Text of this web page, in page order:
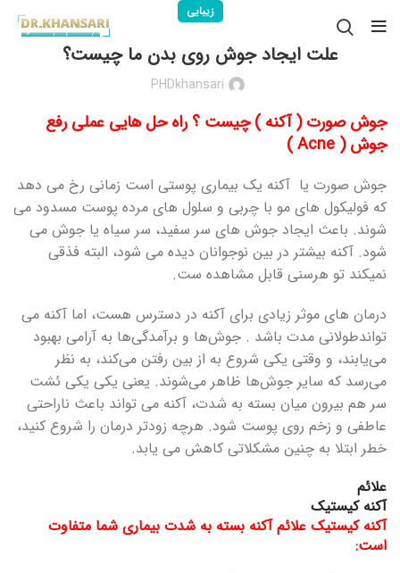
زیبایی
علت ایجاد جوش روی بدن ما چیست؟
PHDkhansari
جوش صورت ( آکنه ) چیست ؟ راه حل هایی عملی رفع
جوش ( Acne )
جوش صورت یا آکنه یک بیماری پوستی است زمانی رخ می دهد
که فولیکول های مو با چربی و سلول های مرده پوست مسدود می
شوند. باعث ایجاد جوش های سر سفید، سر سیاه یا جوش می
شود. آکنه بیشتر در بین نوجوانان دیده می شود، البته فذقی
نمیکند تو هرسنی قابل مشاهده ست.
درمان های موثر زیادی برای آکنه در دسترس هست، اما آکنه می
تواندطولانی مدت باشد . جوش‌ها و برآمدگی‌ها به آرامی بهبود
می‌یابند، و وقتی یکی شروع به از بین رفتن می‌کند، به نظر
می‌رسد که سایر جوش‌ها ظاهر می‌شوند. یعنی یکی یکی ئشت
سر هم بیرون میان بسته به شدت، آکنه می تواند باعث ناراحتی
عاطفی و زخم روی پوست شود. هرچه زودتر درمان را شروع کنید،
خطر ابتلا به چنین مشکلاتی کاهش می یابد.
علائم
آکنه کیستیک
آکنه کیستیک علائم آکنه بسته به شدت بیماری شما متفاوت
است: